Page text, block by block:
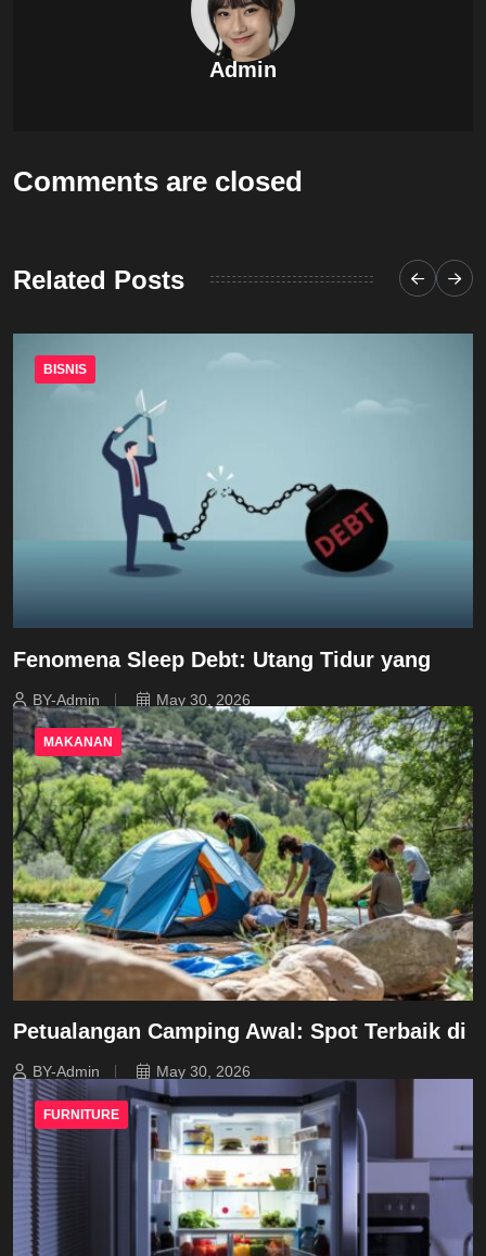
Admin
Comments are closed
Related Posts
BISNIS
Fenomena Sleep Debt: Utang Tidur yang
BY-Admin May 30, 2026
MAKANAN
Petualangan Camping Awal: Spot Terbaik di
BY-Admin May 30, 2026
FURNITURE